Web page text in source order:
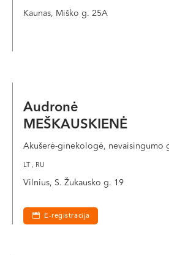
Kaunas, Miško g. 25A
Audronė
MEŠKAUSKIENĖ
Akušerė-ginekologė, nevaisingumo
LT , RU
Vilnius, S. Žukausko g. 19
E-registracija